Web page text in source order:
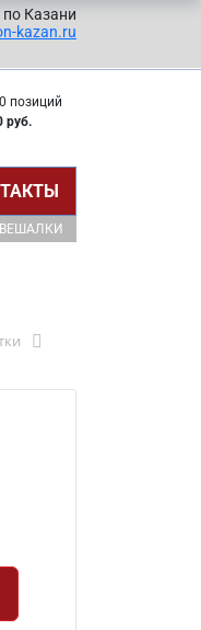
Казани
kazan.ru
0 позиций
руб.
ВЕШАЛКИ